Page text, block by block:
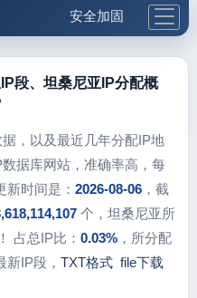
安全加固
更多工具
红包
段、坦桑尼亚IP分配概
，以及最近几年分配IP地
据库网站，准确率高，每
时间是： 2026-08-06，截
个，坦桑尼亚所
占总IP比： 0.03%，所分配
IP段， TXT格式 file下载